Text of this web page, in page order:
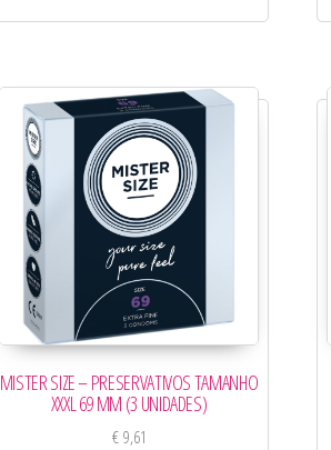
MISTER SIZE – PRESERVATIVOS TAMANHO
XXXL 69 MM (3 UNIDADES)
€9,61